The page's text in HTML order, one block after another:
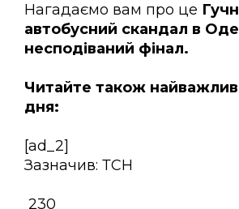
Нагадаємо вам про це
автобусний скандал в
несподіваний фінал.
Читайте також
дня:
[ad_2]
Зазначив: ТСН
230